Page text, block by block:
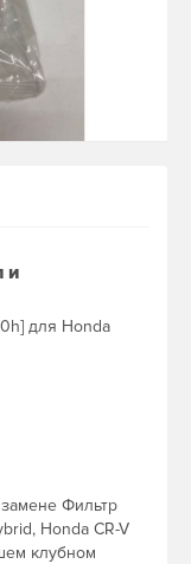
и
для Honda
Фильтр
Honda CR-V
клубном